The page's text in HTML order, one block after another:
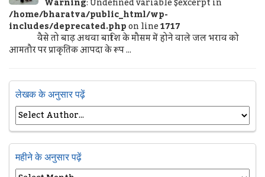
/home/bharatva/public_html/wp-
includes/deprecated.phpon line1717
वैसे तो बाढ़ अथवा बारिश के मौसम में होने वाले जल भराव को
आमतौर पर प्राकृतिक आपदा के रूप ...
लेखक के अनुसार पढ़ें
महीने के अनुसार पढ़ें